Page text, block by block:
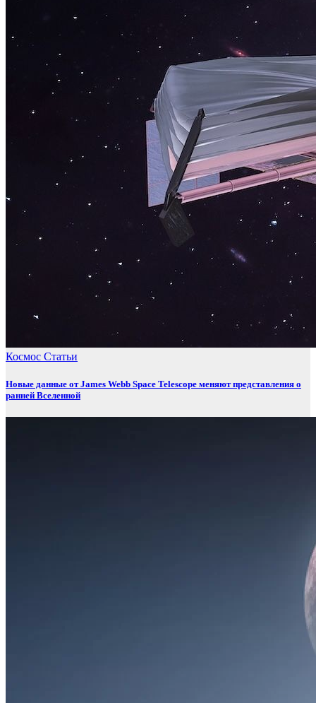
Космос Статьи
Новые данные от James Webb Space Telescope меняют представления о
ранней Вселенной